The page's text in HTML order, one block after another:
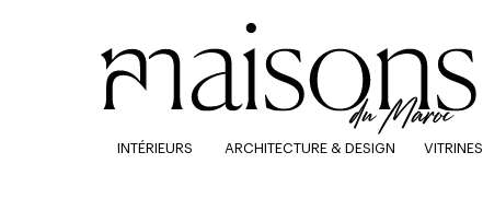
INTÉRIEURS ARCHITECTURE & DESIGN VITRINES